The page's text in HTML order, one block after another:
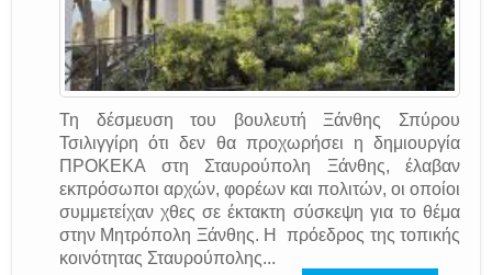
Τη δέσμευση του βουλευτή Ξάνθης Σπύρου
Τσιλιγγίρη ότι δεν θα προχωρήσει η δημιουργία
ΠΡΟΚΕΚΑ στη Σταυρούπολη Ξάνθης, έλαβαν
εκπρόσωποι αρχών, φορέων και πολιτών, οι οποίοι
συμμετείχαν χθες σε έκτακτη σύσκεψη για το θέμα
στην Μητρόπολη Ξάνθης. Η πρόεδρος της τοπικής
κοινότητας Σταυρούπολης...